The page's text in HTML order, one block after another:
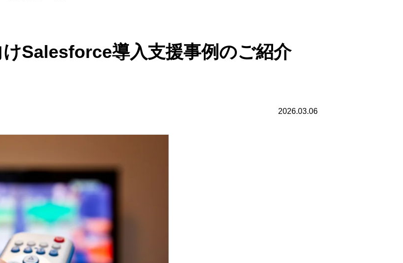
Salesforce導入支援事例のご紹介
2026.03.06